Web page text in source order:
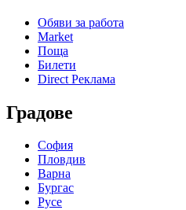
Обяви за работа
Market
Поща
Билети
Direct Реклама
Градове
София
Пловдив
Варна
Бургас
Русе